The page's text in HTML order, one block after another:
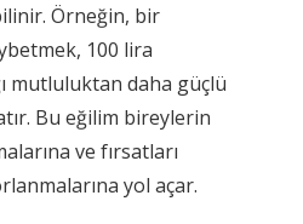
Örneğin, bir
100 lira
mutluluktan daha güçlü
Bu eğilim bireylerin
ve fırsatları
yol açar.